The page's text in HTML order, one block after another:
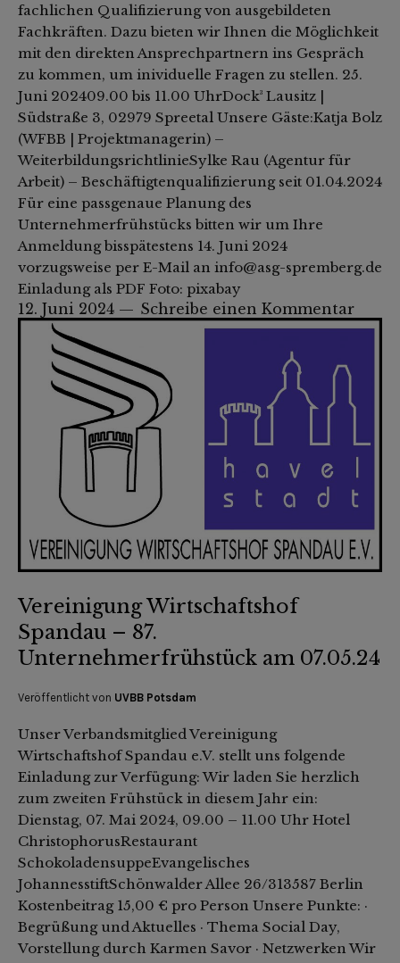
fachlichen Qualifizierung von ausgebildeten
Fachkräften. Dazu bieten wir Ihnen die Möglichkeit
mit den direkten Ansprechpartnern ins Gespräch
zu kommen, um inividuelle Fragen zu stellen. 25.
Juni 202409.00 bis 11.00 UhrDock³ Lausitz |
Südstraße 3, 02979 Spreetal Unsere Gäste:Katja Bolz
(WFBB | Projektmanagerin) –
WeiterbildungsrichtlinieSylke Rau (Agentur für
Arbeit) – Beschäftigtenqualifizierung seit 01.04.2024
Für eine passgenaue Planung des
Unternehmerfrühstücks bitten wir um Ihre
Anmeldung bisspätestens 14. Juni 2024
vorzugsweise per E-Mail an info@asg-spremberg.de
Einladung als PDF Foto: pixabay
12. Juni 2024 Schreibe einen Kommentar
Vereinigung Wirtschaftshof
Spandau – 87.
Unternehmerfrühstück am 07.05.24
Veröffentlicht von UVBB Potsdam
Unser Verbandsmitglied Vereinigung
Wirtschaftshof Spandau e.V. stellt uns folgende
Einladung zur Verfügung: Wir laden Sie herzlich
zum zweiten Frühstück in diesem Jahr ein:
Dienstag, 07. Mai 2024, 09.00 – 11.00 Uhr Hotel
ChristophorusRestaurant
SchokoladensuppeEvangelisches
JohannesstiftSchönwalder Allee 26/313587 Berlin
Kostenbeitrag 15,00 € pro Person Unsere Punkte: ·
Begrüßung und Aktuelles · Thema Social Day,
Vorstellung durch Karmen Savor · Netzwerken Wir